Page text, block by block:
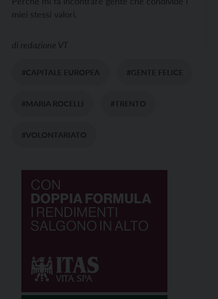
miei stessi valori.
di redazione VT
#CAPITALE EUROPEA #GENTE FELICE
#MARIA ROCELLI #TRENTO
#VOLONTARIATO